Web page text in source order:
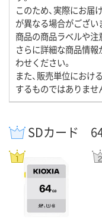
このため、実際にお届
が異なる場合がござい
商品の商品ラベルや注
さらに詳細な商品情報
わせください。
また、販売単位におけ
するものではありませ
SDカード